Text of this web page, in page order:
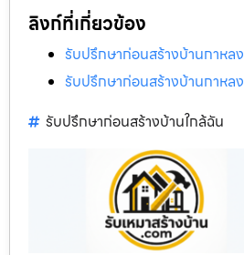
ลิงก์ที่เกี่ยวข้อง
รับปรึกษาก่อนสร้างบ้านกาหลง
รับปรึกษาก่อนสร้างบ้านกาหลง
รับปรึกษาก่อนสร้างบ้านใกล้ฉัน